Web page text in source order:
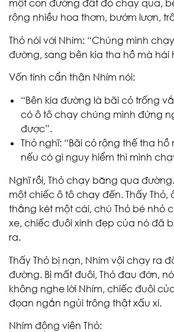
một con đường đất đỏ chạy qua,
rộng nhiều hoa thơm, bướm lượn,
Thỏ nói với Nhím: “Chúng mình
đường, sang bên kia tha hồ mà hái
Vốn tính cẩn thận Nhím nói:
“Bên kia đường là bãi cỏ trống
có ô tô chạy chúng mình đứng
được”.
Thỏ nghĩ: “Bãi cỏ rộng thế tha
nếu có gì nguy hiểm thì mình
Nghĩ rồi, Thỏ chạy băng qua
một chiếc ô tô chạy đến. Thấy Thỏ,
thắng két một cái, chú Thỏ bé nhỏ
xe, chiếc đuôi xinh đẹp của nó đã
ra.
Thấy Thỏ bị nạn, Nhím vội chạy ra
đường. Bị mất đuôi, Thỏ đau đớn,
không nghe lời Nhím, chiếc đuôi
đọan ngắn ngủi trông thật xấu xí.
Nhím động viên Thỏ: